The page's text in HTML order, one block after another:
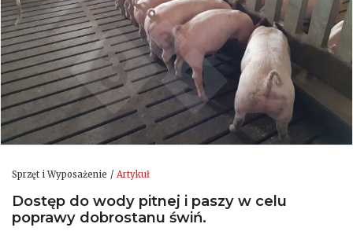
Sprzęt i Wyposażenie Artykuł
Dostęp do wody pitnej i paszy w celu
poprawy dobrostanu świń.